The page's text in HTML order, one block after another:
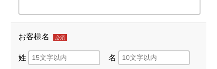
お客様名 必須
姓 名